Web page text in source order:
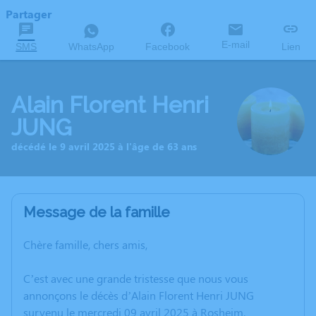
Partager
SMS WhatsApp Facebook E-mail Lien
Alain Florent Henri
JUNG
décédé le 9 avril 2025 à l'âge de 63 ans
Message de la famille
Chère famille, chers amis,
C’est avec une grande tristesse que nous vous
annonçons le décès d’Alain Florent Henri JUNG
survenu le mercredi 09 avril 2025 à Rosheim.